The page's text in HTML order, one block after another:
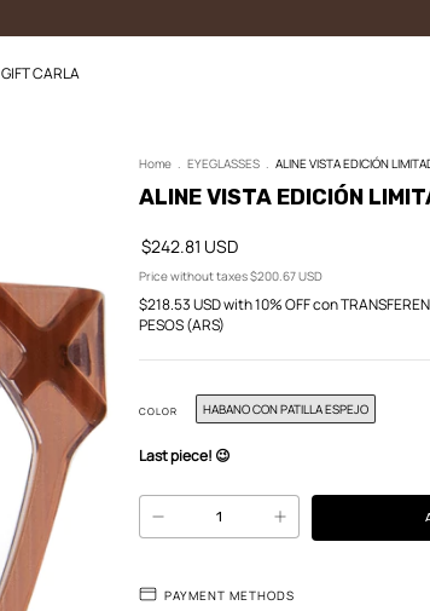
GIFT CARLA
Home . EYEGLASSES . ALINE VISTA EDICIÓN
ALINE VISTA EDICIÓN
$242.81 USD
Price without taxes$200.67 USD
$218.53 USDwith10% OFF con
PESOS (ARS)
COLOR HABANO CON PATILLA ESPEJO
Last piece! 😉
PAYMENT METHODS